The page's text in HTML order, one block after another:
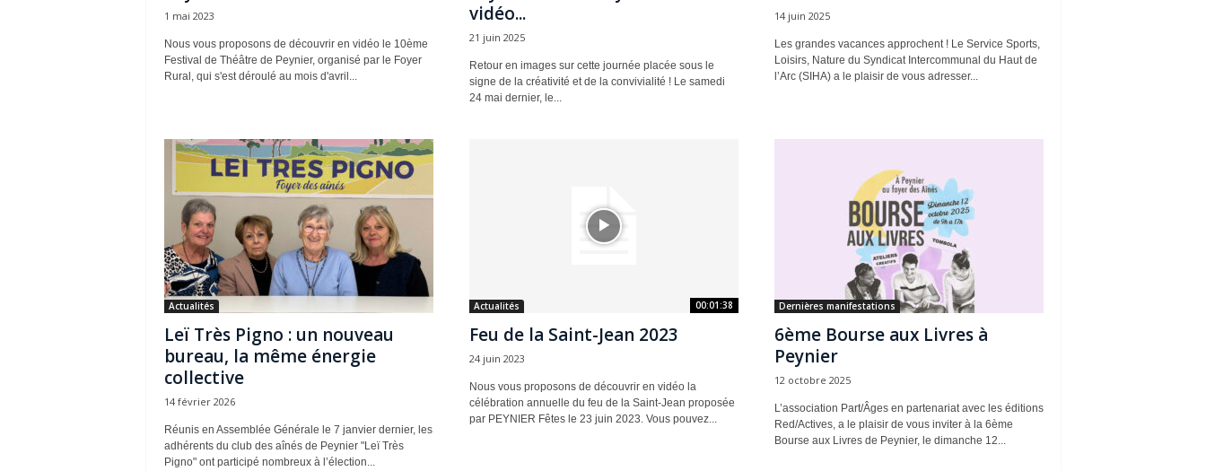
1 mai 2023
Nous vous proposons de découvrir en vidéo le 10ème
Festival de Théâtre de Peynier, organisé par le Foyer
Rural, qui s'est déroulé au mois d'avril...
vidéo...
21 juin 2025
Retour en images sur cette journée placée sous le
signe de la créativité et de la convivialité ! Le samedi
24 mai dernier, le...
14 juin 2025
Les grandes vacances approchent ! Le Service Sports,
Loisirs, Nature du Syndicat Intercommunal du Haut de
l’Arc (SIHA) a le plaisir de vous adresser...
Actualités
Leï Très Pigno : un nouveau
bureau, la même énergie
collective
14 février 2026
Réunis en Assemblée Générale le 7 janvier dernier, les
adhérents du club des aînés de Peynier "Leï Très
Pigno" ont participé nombreux à l’élection...
00:01:38
Actualités
Feu de la Saint-Jean 2023
24 juin 2023
Nous vous proposons de découvrir en vidéo la
célébration annuelle du feu de la Saint-Jean proposée
par PEYNIER Fêtes le 23 juin 2023. Vous pouvez...
Dernières manifestations
6ème Bourse aux Livres à
Peynier
12 octobre 2025
L’association Part/Âges en partenariat avec les éditions
Red/Actives, a le plaisir de vous inviter à la 6ème
Bourse aux Livres de Peynier, le dimanche 12...